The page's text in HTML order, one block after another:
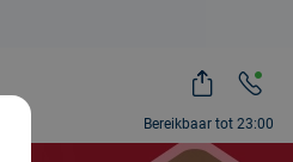
Bereikbaar tot 23:00